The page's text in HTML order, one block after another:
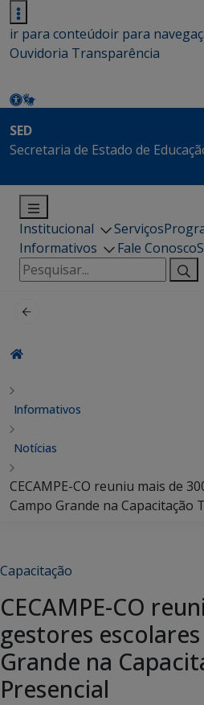
ir para conteúdoir para
Ouvidoria Transparência
SED
Secretaria de Estado de
Institucional Serviços
Informativos
Fale Conosco
Pesquisar
por:
Informativos
Notícias
CECAMPE-CO reuniu mais de
Campo Grande na Capacitação
Capacitação
CECAMPE-CO
gestores
Grande na
Presencial